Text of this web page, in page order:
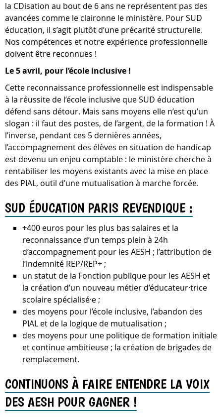
la CDisation au bout de 6 ans ne représentent pas des
avancées comme le claironne le ministère. Pour SUD
éducation, il s’agit plutôt d’une précarité structurelle.
Nos compétences et notre expérience professionnelle
doivent être reconnues !
Le 5 avril, pour l’école inclusive !
Cette reconnaissance professionnelle est indispensable
à la réussite de l’école inclusive que SUD éducation
défend sans détour. Mais sans moyens elle n’est qu’un
slogan : il faut des postes, de l’argent, de la formation ! À
l’inverse, pendant ces 5 dernières années,
l’accompagnement des élèves en situation de handicap
est devenu un enjeu comptable : le ministère cherche à
rentabiliser les moyens existants avec la mise en place
des PIAL, outil d’une mutualisation à marche forcée.
SUD ÉDUCATION PARIS REVENDIQUE :
+400 euros pour les plus bas salaires et la
reconnaissance d’un temps plein à 24h
d’accompagnement pour les AESH ; l’attribution de
l’indemnité REP/REP+ ;
un statut de la Fonction publique pour les AESH et
la création d’un nouveau métier d’éducateur·trice
scolaire spécialisé·e ;
des moyens pour l’école inclusive, l’abandon des
PIAL et de la logique de mutualisation ;
des moyens pour une politique de formation initiale
et continue ambitieuse ; la création de brigades de
remplacement.
CONTINUONS À FAIRE ENTENDRE LA VOIX
DES AESH POUR GAGNER !